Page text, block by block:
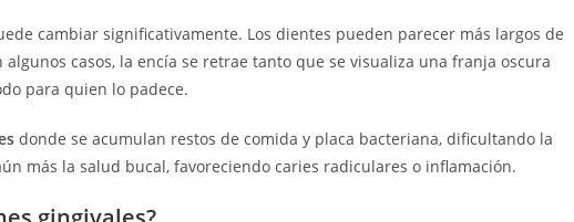
cambiar significativamente. Los dientes pueden parecer más largos de
casos, la encía se retrae tanto que se visualiza una franja oscura
para quien lo padece.
donde se acumulan restos de comida y placa bacteriana, dificultando la
más la salud bucal, favoreciendo caries radiculares o inflamación.